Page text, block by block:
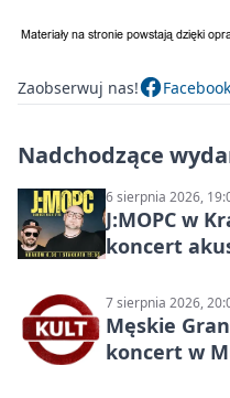
Zaobserwuj nas! Facebook
Nadchodzące
6 sierpnia 2026,
J:МОРС w
koncert
7 sierpnia 2026,
Męskie
koncert w